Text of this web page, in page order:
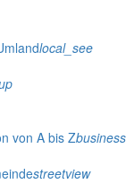
local_see
von A bis Zbusiness
streetview